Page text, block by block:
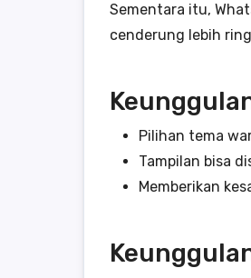
Sementara itu,
cenderung lebih
Pilihan tema
Tampilan bisa
Memberikan